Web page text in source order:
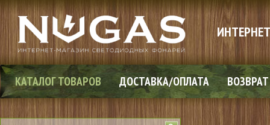
КАТАЛОГ ТОВАРОВ ДОСТАВКА/ОПЛАТА ВОЗВРАТ